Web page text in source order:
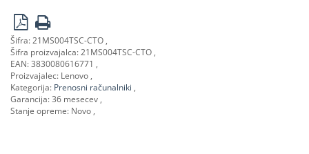
Šifra:21MS004TSC-CTO
Šifra proizvajalca:21MS004TSC-CTO
EAN:3830080616771
Proizvajalec: Lenovo
Kategorija: Prenosni računalniki
Garancija:36 mesecev
Stanje opreme: Novo